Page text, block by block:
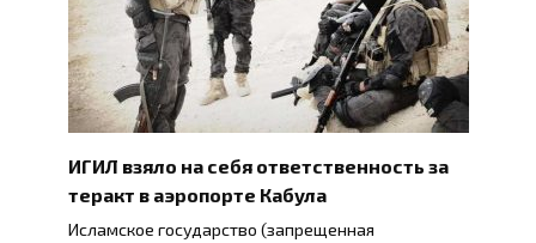
ИГИЛ взяло на себя ответственность за
теракт в аэропорте Кабула
Исламское государство (запрещенная